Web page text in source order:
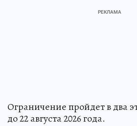
Ограничение пройдет в два
до 22 августа 2026 года.